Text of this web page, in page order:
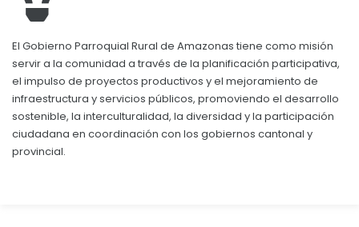
Historia Actual
Símbolos Cívicos
GEOGRAFÍA
Ubicación
Clima
NEW
GESTIÓN INSTITUCIONAL
Sesiones Ordinarias
Sesiones Extraordinarias
Resoluciones
MECANISMOS DE PARTICIPACIÓN
CIUDADANÍA ACTIVA
Solicitud de acceso información pública
TURISMO
El Gobierno Parroquial Rural de Amazonas tiene como misión
servir a la comunidad a través de la planificación participativa,
el impulso de proyectos productivos y el mejoramiento de
infraestructura y servicios públicos, promoviendo el desarrollo
sostenible, la interculturalidad, la diversidad y la participación
ciudadana en coordinación con los gobiernos cantonal y
provincial.